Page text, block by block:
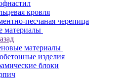
кровля
песчаная черепица
материалы
материалы
изделия
блоки